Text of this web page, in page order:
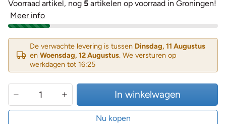
Voorraad artikel, nog 5 artikelen op voorraad in Groningen!
Meer info
De verwachte levering is tussen Dinsdag, 11 Augustus
en Woensdag, 12 Augustus. We versturen op
werkdagen tot 16:25
In winkelwagen
Nu kopen